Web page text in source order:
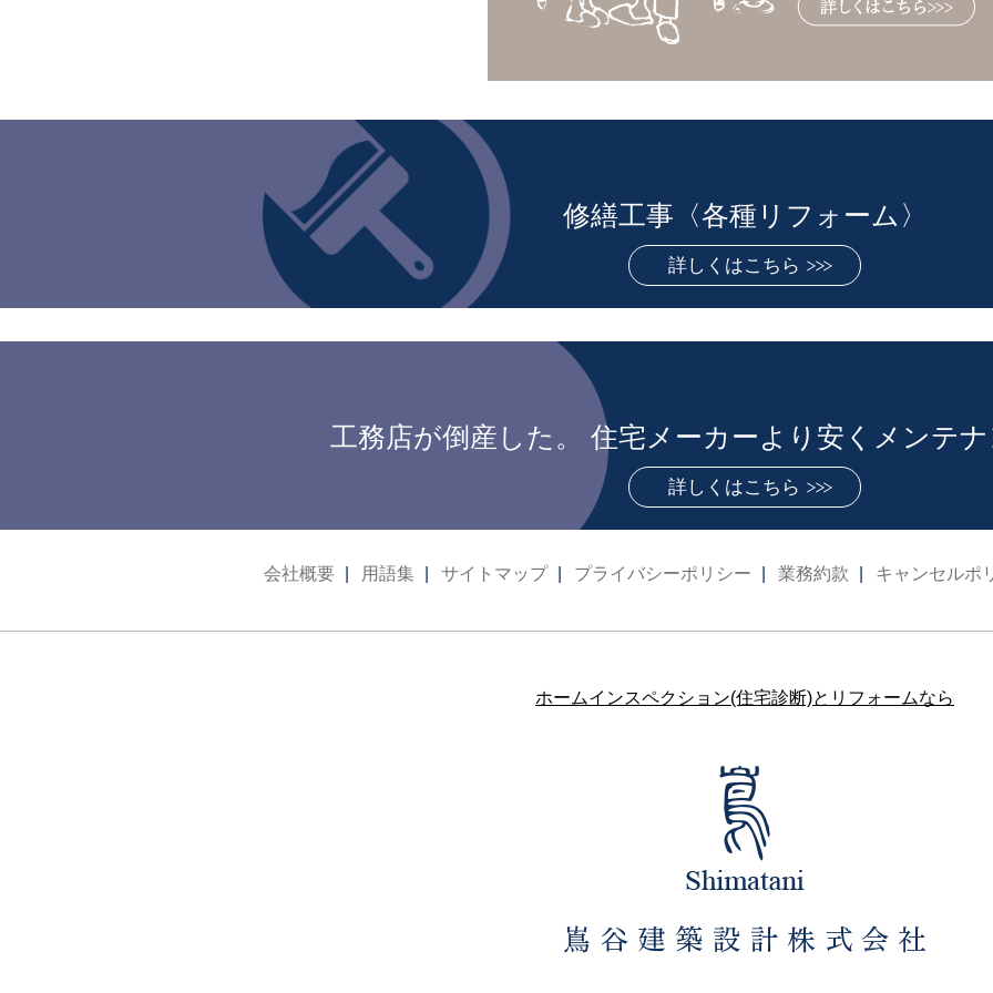
修繕工事〈各種リフォーム〉
詳しくはこちら
工務店が倒産した。 住宅メーカーより安くメンテナ
詳しくはこちら
会社概要 用語集 サイトマップ プライバシーポリシー 業務約款 キャンセルポ
ホームインスペクション(住宅診断)とリフォームなら